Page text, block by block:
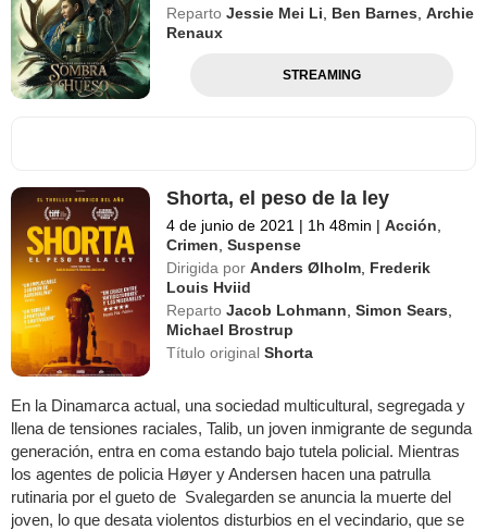
Reparto Jessie Mei Li Ben Barnes ,Archie
Renaux
STREAMING
Shorta, el peso de la ley
4 de junio de 2021 | 1h 48min | Acción
Crimen ,Suspense
Dirigida por Anders Ølholm Frederik
Louis Hviid
Reparto Jacob Lohmann ,Simon Sears
Michael Brostrup
Título originalShorta
En la Dinamarca actual, una sociedad multicultural, segregada y
llena de tensiones raciales, Talib, un joven inmigrante de segunda
generación, entra en coma estando bajo tutela policial. Mientras
los agentes de policia Høyer y Andersen hacen una patrulla
rutinaria por el gueto de Svalegarden se anuncia la muerte del
joven, lo que desata violentos disturbios en el vecindario, que se